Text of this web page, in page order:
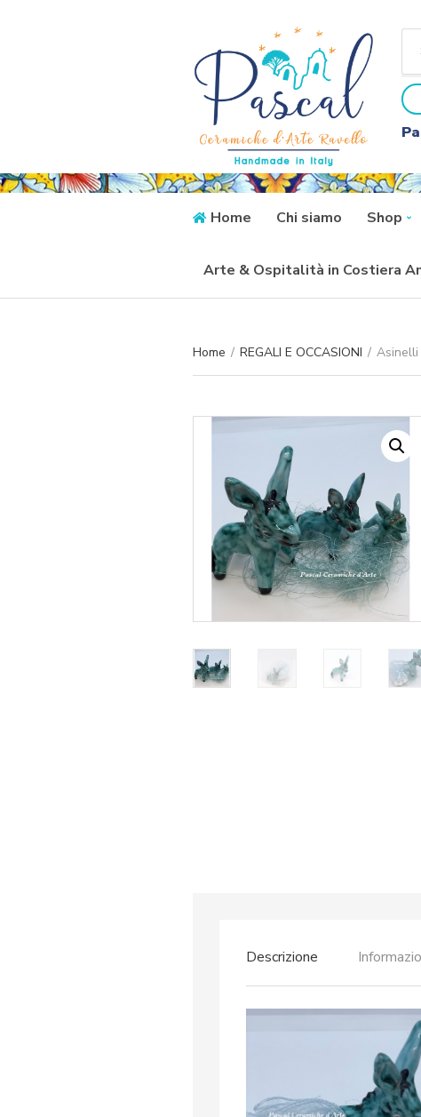
a
t
e
g
o
y
n
m
Home Chi siamo Shop
Arte & Ospitalità in Costiera
Home / REGALI E OCCASIONI / Asinelli
Descrizione